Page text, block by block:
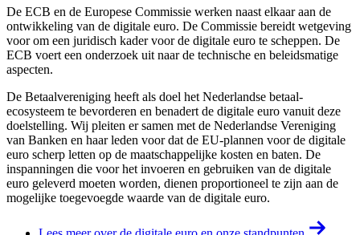
De ECB en de Europese Commissie werken naast elkaar aan de
ontwikkeling van de digitale euro. De Commissie bereidt wetgeving
voor om een juridisch kader voor de digitale euro te scheppen. De
ECB voert een onderzoek uit naar de technische en beleidsmatige
aspecten.
De Betaalvereniging heeft als doel het Nederlandse betaal-
ecosysteem te bevorderen en benadert de digitale euro vanuit deze
doelstelling. Wij pleiten er samen met de Nederlandse Vereniging
van Banken en haar leden voor dat de EU-plannen voor de digitale
euro scherp letten op de maatschappelijke kosten en baten. De
inspanningen die voor het invoeren en gebruiken van de digitale
euro geleverd moeten worden, dienen proportioneel te zijn aan de
mogelijke toegevoegde waarde van de digitale euro.